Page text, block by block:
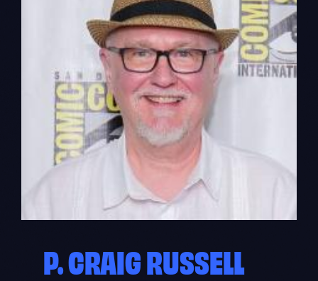
P. CRAIG RUSSELL